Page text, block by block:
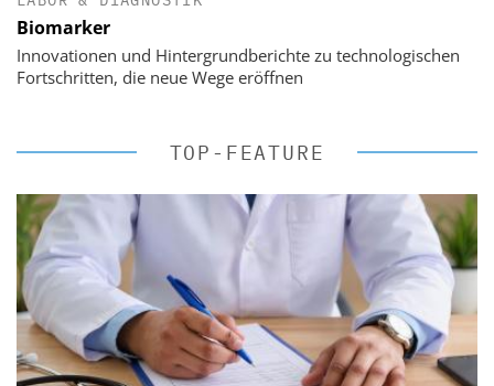
Biomarker
Innovationen und Hintergrundberichte zu technologischen
Fortschritten, die neue Wege eröffnen
TOP-FEATURE